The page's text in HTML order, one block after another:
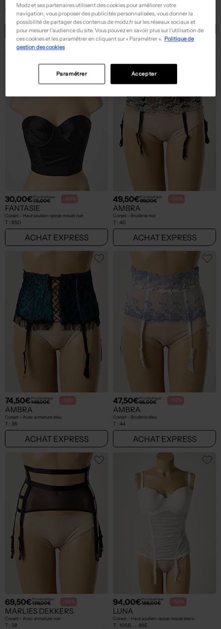
Corset - Avec armature beige
100D
ACHAT EXPRESS
Corset - Broderie blanc
T :85D, 90D
ACHAT EXPRESS
30,00€Prix boutique :
75,00€ -60%
FANTASIE
Corset - Haut soutien-gorge moulé noir
T : 85D
ACHAT EXPRESS
49,50€Prix boutique :
99,00€ -50%
AMBRA
Corset - Broderie noir
T : 40
ACHAT EXPRESS
74,50€Prix boutique :
149,00€ -50%
AMBRA
Corset - Avec armature bleu
T : 36
ACHAT EXPRESS
47,50€Prix boutique :
95,00€ -50%
AMBRA
Corset - Broderie bleu
T : 44
ACHAT EXPRESS
69,50€Prix boutique :
139,00€ -50%
MARLIES DEKKERS
Corset - Avec armature noir
T : 38
94,00€Prix boutique :
188,00€ -50%
LUNA
Corset - Haut soutien-gorge moulé blanc
T : 105B, ... 95E
Modz et ses partenaires utilisent des cookies pour améliorer votre
navigation, vous proposer des publicités personnalisées, vous donner la
possibilité de partager des contenus de modz.fr sur les réseaux sociaux et
pour mesurer l’audience du site. Vous pouvez en savoir plus sur l’utilisation de
ces cookies et les paramétrer en cliquant sur « Paramétrer ». Politique de
gestion des cookies
Accepter
Paramétrer